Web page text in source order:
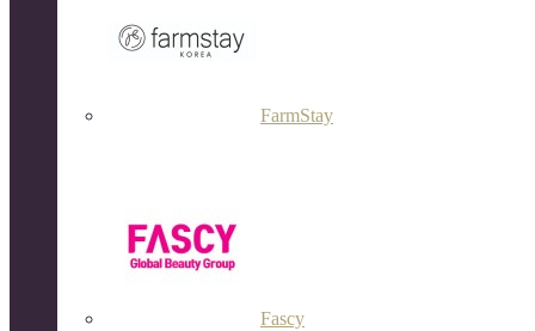
FarmStay
Fascy